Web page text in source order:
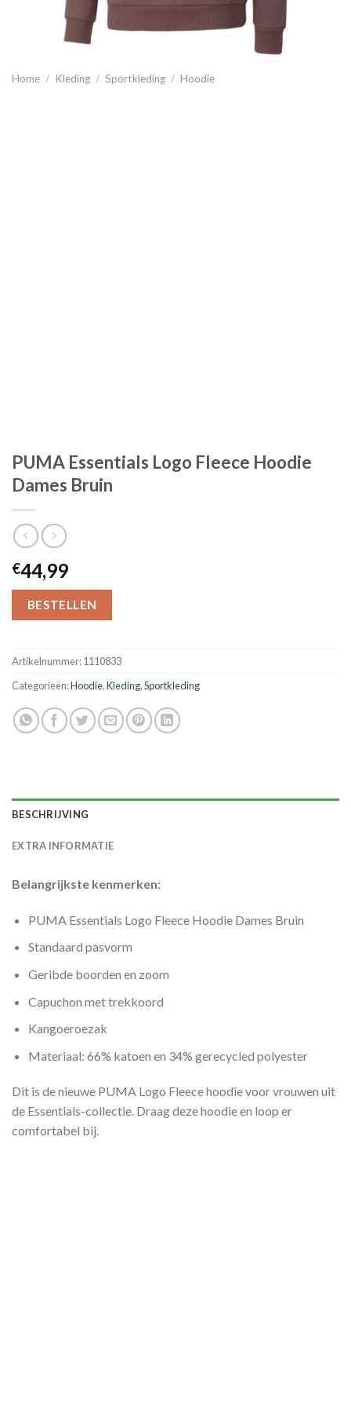
Home / Kleding / Sportkleding / Hoodie
PUMA Essentials Logo Fleece Hoodie
Dames Bruin
€44,99
BESTELLEN
Artikelnummer:1110833
Categorieën:Hoodie,Kleding,Sportkleding
BESCHRIJVING
EXTRA INFORMATIE
Belangrijkste kenmerken:
PUMA Essentials Logo Fleece Hoodie Dames Bruin
Standaard pasvorm
Geribde boorden en zoom
Capuchon met trekkoord
Kangoeroezak
Materiaal: 66% katoen en 34% gerecycled polyester
Dit is de nieuwe PUMA Logo Fleece hoodie voor vrouwen uit
de Essentials-collectie. Draag deze hoodie en loop er
comfortabel bij.